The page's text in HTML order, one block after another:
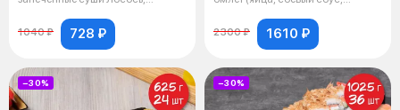
1040 ₽
728 ₽
2300 ₽
1610 ₽
−30% −30%